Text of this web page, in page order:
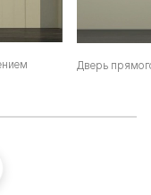
Дверь